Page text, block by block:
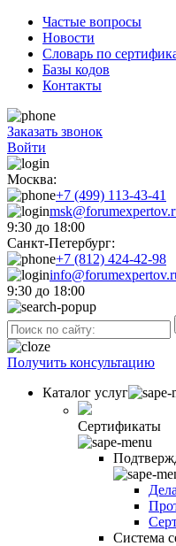
Частые вопросы
Новости
Словарь по
Базы кодов
Контакты
Заказать звонок
Войти
Москва:
+7 (499) 113-43-41
9:30 до 18:00
Санкт-Петербург:
+7 (812) 424-42-98
9:30 до 18:00
Получить консультацию
Каталог услуг
Сертификаты
Система